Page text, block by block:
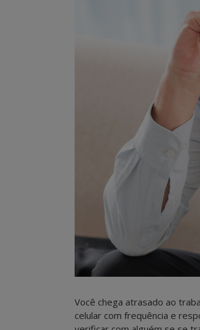
Você chega atrasado ao
celular com frequência e